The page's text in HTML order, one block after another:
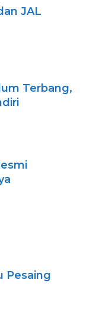
JAL
Terbang,
Pesaing